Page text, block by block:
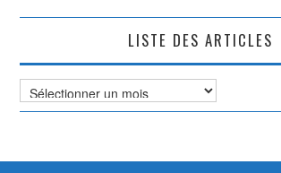
LISTE DES ARTICLES
Liste
des